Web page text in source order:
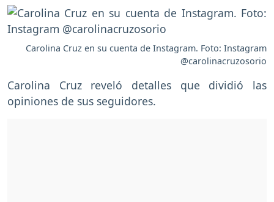
Carolina Cruz en su cuenta de Instagram. Foto: Instagram
@carolinacruzosorio
Carolina Cruz reveló detalles que dividió las
opiniones de sus seguidores.